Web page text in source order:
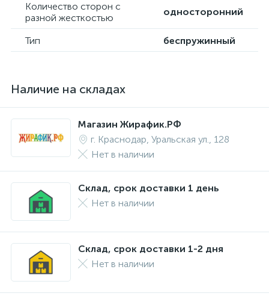
Количество сторон с
разной жесткостью
односторонний
Тип беспружинный
Наличие на складах
Магазин Жирафик.РФ
г. Краснодар, Уральская ул., 128
Нет в наличии
Склад, срок доставки 1 день
Нет в наличии
Склад, срок доставки 1-2 дня
Нет в наличии